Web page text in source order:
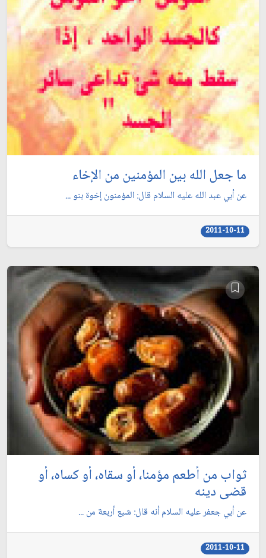
ما جعل الله بين المؤمنين من الإخاء
عن أبي عبد الله عليه السلام قال: المؤمنون إخوة بنو ...
2011-10-11
ثواب من أطعم مؤمنا، أو سقاه، أو كساه، أو
قضى دينه
عن أبي جعفر عليه السلام أنه قال: شبع أربعة من ...
2011-10-11